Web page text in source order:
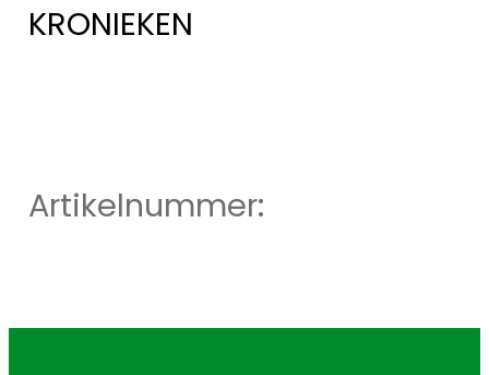
KRONIEKEN
Artikelnummer: